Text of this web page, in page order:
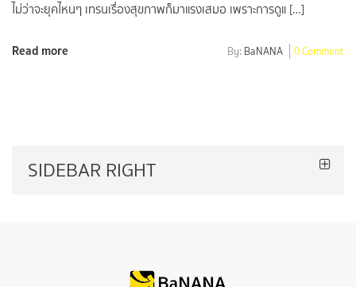
ไม่ว่าจะยุคไหนๆ เทรนเรื่องสุขภาพก็มาแรงเสมอ เพราะการดูแ […]
Read more By: BaNANA 0 Comment
SIDEBAR RIGHT